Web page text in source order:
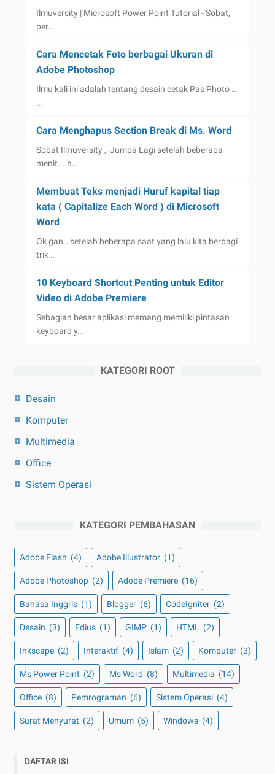
Ilmuversity | Microsoft Power Point Tutorial - Sobat,
per…
Cara Mencetak Foto berbagai Ukuran di
Adobe Photoshop
Ilmu kali ini adalah tentang desain cetak Pas Photo ..
…
Cara Menghapus Section Break di Ms. Word
Sobat Ilmuversity , Jumpa Lagi setelah beberapa
menit... h…
Membuat Teks menjadi Huruf kapital tiap
kata ( Capitalize Each Word ) di Microsoft
Word
Ok gan.. setelah beberapa saat yang lalu kita berbagi
trik …
10 Keyboard Shortcut Penting untuk Editor
Video di Adobe Premiere
Sebagian besar aplikasi memang memiliki pintasan
keyboard y…
KATEGORI ROOT
Desain
Komputer
Multimedia
Office
Sistem Operasi
KATEGORI PEMBAHASAN
Adobe Flash (4) Adobe Illustrator (1)
Adobe Photoshop (2) Adobe Premiere (16)
Bahasa Inggris (1) Blogger (6) CodeIgniter (2)
Desain (3) Edius (1) GIMP (1) HTML (2)
Inkscape (2) Interaktif (4) Islam (2) Komputer (3)
Ms Power Point (2) Ms Word (8) Multimedia (14)
Office (8) Pemrograman (6) Sistem Operasi (4)
Surat Menyurat (2) Umum (5) Windows (4)
DAFTAR ISI